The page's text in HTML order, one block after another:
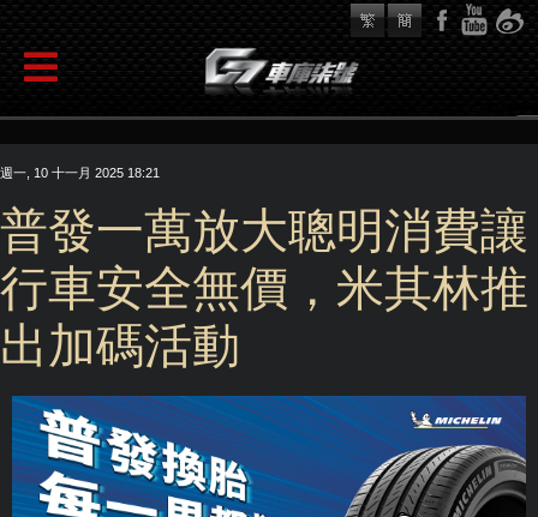
週一, 10 十一月 2025 18:21
普發一萬放大聰明消費讓
行車安全無價，米其林推
出加碼活動